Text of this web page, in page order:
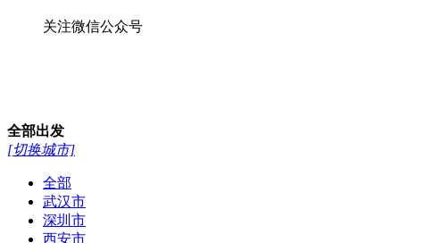
关注微信公众号
全部出发
[切换城市]
全部
武汉市
深圳市
西安市